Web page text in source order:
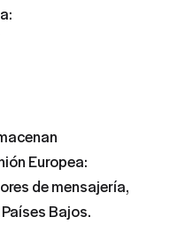
Europea:
de mensajería,
Bajos.